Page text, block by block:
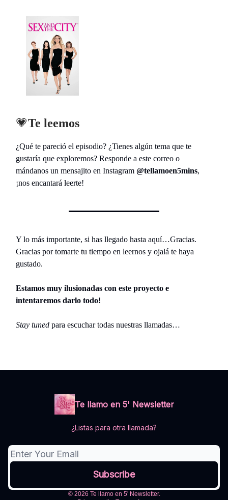
💗Te leemos
¿Qué te pareció el episodio? ¿Tienes algún tema que te
gustaría que exploremos? Responde a este correo o
mándanos un mensajito en Instagram @tellamoen5mins,
¡nos encantará leerte!
Y lo más importante, si has llegado hasta aquí…Gracias.
Gracias por tomarte tu tiempo en leernos y ojalá te haya
gustado.
Estamos muy ilusionadas con este proyecto e
intentaremos darlo todo!
Stay tuned para escuchar todas nuestras llamadas…
Te llamo en 5' Newsletter
¿Listas para otra llamada?
© 2026 Te llamo en 5' Newsletter.